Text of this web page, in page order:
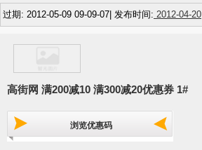
过期: 2012-05-09 09-09-07| 发布时间: 2012-04-20
高街网 满200减10 满300减20优惠券 1#
浏览优惠码